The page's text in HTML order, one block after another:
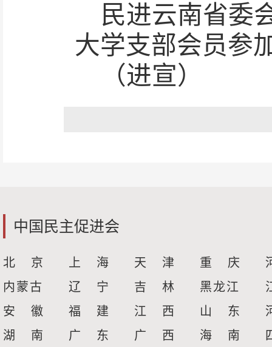
民进云南省委
大学支部会员参
（进宣）
中国民主促进会
北 京 上 海 天 津 重 庆
内蒙古
辽 宁 吉 林 黑龙江
安 徽
福 建 江 西 山 东
湖 南
广 东 广 西 海 南